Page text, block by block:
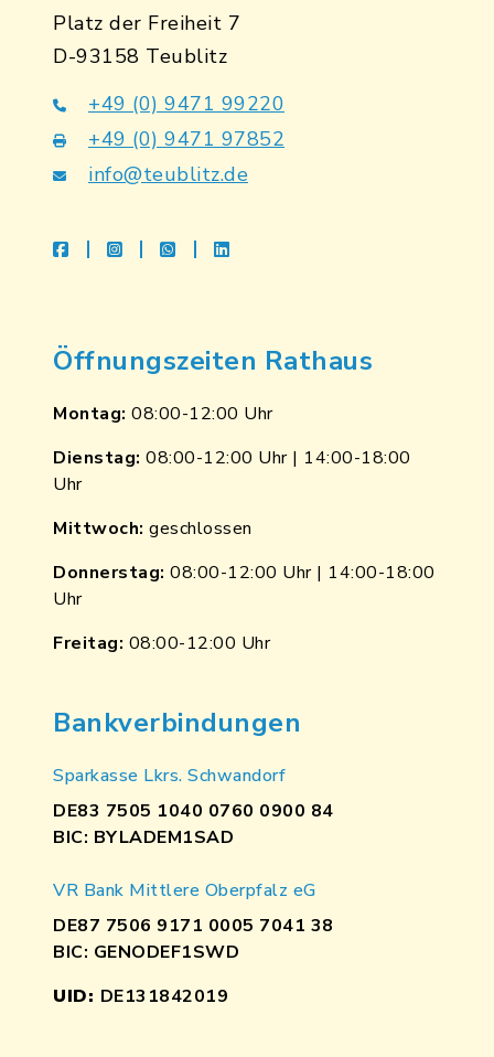
Platz der Freiheit 7
D-93158 Teublitz
+49 (0) 9471 99220
+49 (0) 9471 97852
info@teublitz.de
facebookinstagramwhatsapplinkedin
Öffnungszeiten Rathaus
Montag: 08:00-12:00 Uhr
Dienstag: 08:00-12:00 Uhr | 14:00-18:00
Uhr
Mittwoch: geschlossen
Donnerstag: 08:00-12:00 Uhr | 14:00-18:00
Uhr
Freitag: 08:00-12:00 Uhr
Bankverbindungen
Sparkasse Lkrs. Schwandorf
DE83 7505 1040 0760 0900 84
BIC: BYLADEM1SAD
VR Bank Mittlere Oberpfalz eG
DE87 7506 9171 0005 7041 38
BIC: GENODEF1SWD
UID: DE131842019